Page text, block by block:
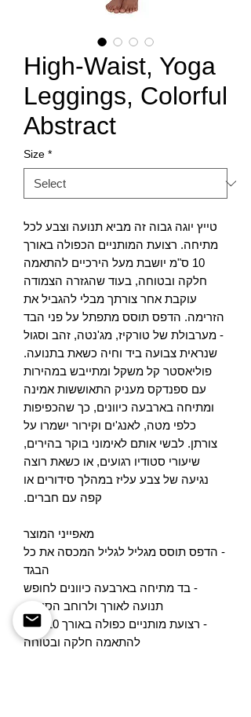
High-Waist, Yoga
Leggings, Colorful
Abstract
Size *
טייץ יוגה גבוה זה מביא תנועה וצבע לכל
מתיחה. רצועת המותניים הכפולה באורך
10 ס"מ יושבת מעל הירכיים להתאמה
חלקה ובטוחה, בעוד שהגזרה הצמודה
עוקבת אחר צורתך מבלי להגביל את
הזרימה. הדפס תוסס מתפתל על פני הבד
- מערבולת של טורקיז, מג'נטה, זהב וסגול
שנראית צבועה ביד וחיה כשאת בתנועה.
פוליאסטר קל משקל ומתייבש במהירות
עם ספנדקס מעניק התאוששות אמינה
ומתיחה בארבעה כיוונים, כך שהכפיפות
כלפי מטה, לאנג'ים וקירור ישמרו על
צורתן. לבשי אותם לאימוני בוקר בהירים,
שיעורי סטודיו רגועים, או כשאת רוצה
נגיעה של צבע עליז במהלך סידורים או
קפה עם חברים.
מאפייני המוצר
- הדפס תוסס מגליל לגליל המכסה את כל
הבגד
- בד מתיחה בארבעה כיוונים לחופש
תנועה לאורך ולרוחב הסיבים
- רצועת מותניים כפולה באורך 10 ס"מ
להתאמה חלקה ובטוחה